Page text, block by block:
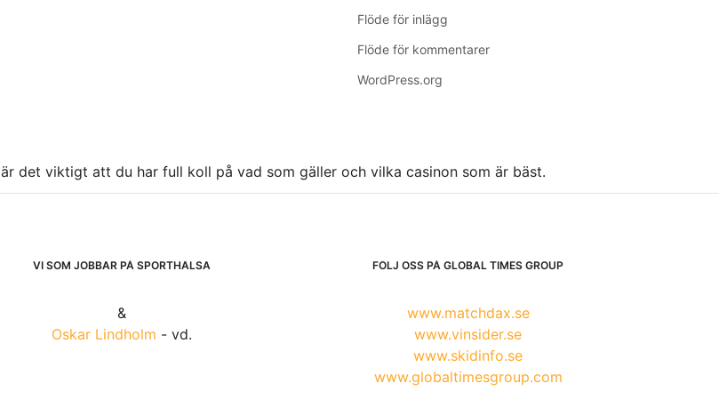
Flöde för inlägg
Flöde för kommentarer
WordPress.org
är det viktigt att du har full koll på vad som gäller och vilka casinon som är bäst.
VI SOM JOBBAR PÅ SPORTHÄLSA
&
Oskar Lindholm - vd.
FÖLJ OSS PÅ GLOBAL TIMES GROUP
www.matchdax.se
www.vinsider.se
www.skidinfo.se
www.globaltimesgroup.com